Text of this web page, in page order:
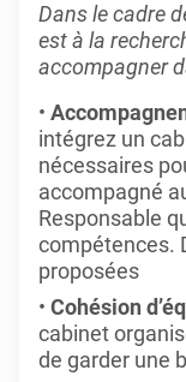
Dans le cadre
est à la
accompagner
intégrez un
nécessaires
accompagné
Responsable
compétences.
proposées
Cohésion
cabinet
de garder une